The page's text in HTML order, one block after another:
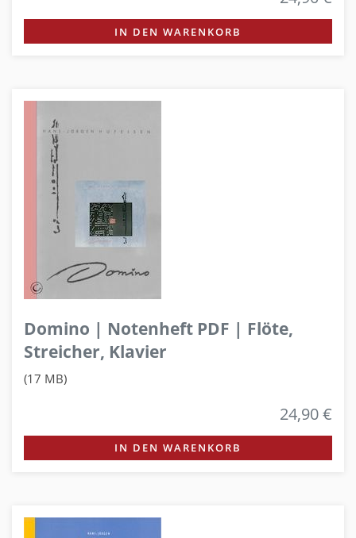
IN DEN WARENKORB
Domino | Notenheft PDF | Flöte,
Streicher, Klavier
(17 MB)
24,90 €
IN DEN WARENKORB